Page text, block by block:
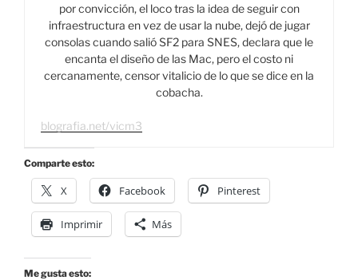
por convicción, el loco tras la idea de seguir con
infraestructura en vez de usar la nube, dejó de jugar
consolas cuando salió SF2 para SNES, declara que le
encanta el diseño de las Mac, pero el costo ni
cercanamente, censor vitalicio de lo que se dice en la
cobacha.
blografia.net/vicm3
Comparte esto:
X Facebook Pinterest
Imprimir Más
Me gusta esto: